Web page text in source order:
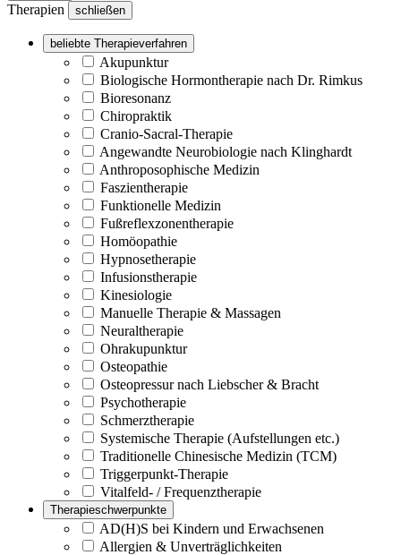
Therapien schließen
beliebte Therapieverfahren
Akupunktur
Biologische Hormontherapie nach Dr. Rimkus
Bioresonanz
Chiropraktik
Cranio-Sacral-Therapie
Angewandte Neurobiologie nach Klinghardt
Anthroposophische Medizin
Faszientherapie
Funktionelle Medizin
Fußreflexzonentherapie
Homöopathie
Hypnosetherapie
Infusionstherapie
Kinesiologie
Manuelle Therapie & Massagen
Neuraltherapie
Ohrakupunktur
Osteopathie
Osteopressur nach Liebscher & Bracht
Psychotherapie
Schmerztherapie
Systemische Therapie (Aufstellungen etc.)
Traditionelle Chinesische Medizin (TCM)
Triggerpunkt-Therapie
Vitalfeld- / Frequenztherapie
Therapieschwerpunkte
AD(H)S bei Kindern und Erwachsenen
Allergien & Unverträglichkeiten